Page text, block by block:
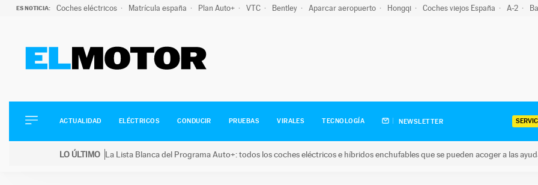
ES NOTICIA: Coches eléctricos Matrícula españa Plan Auto+ VTC Bentley Aparcar aeropuerto Hongqi Coches viejos España A-2
ELÉCTRICOS
CONDUCIR
ACTUALIDAD ELÉCTRICOS CONDUCIR PRUEBAS VIRALES TECNOLOGÍA NEWSLETTER
LO ÚLTIMO La Lista Blanca del Programa Auto+: todos los coches eléctricos e híbridos enchufables que se pueden acoger a las